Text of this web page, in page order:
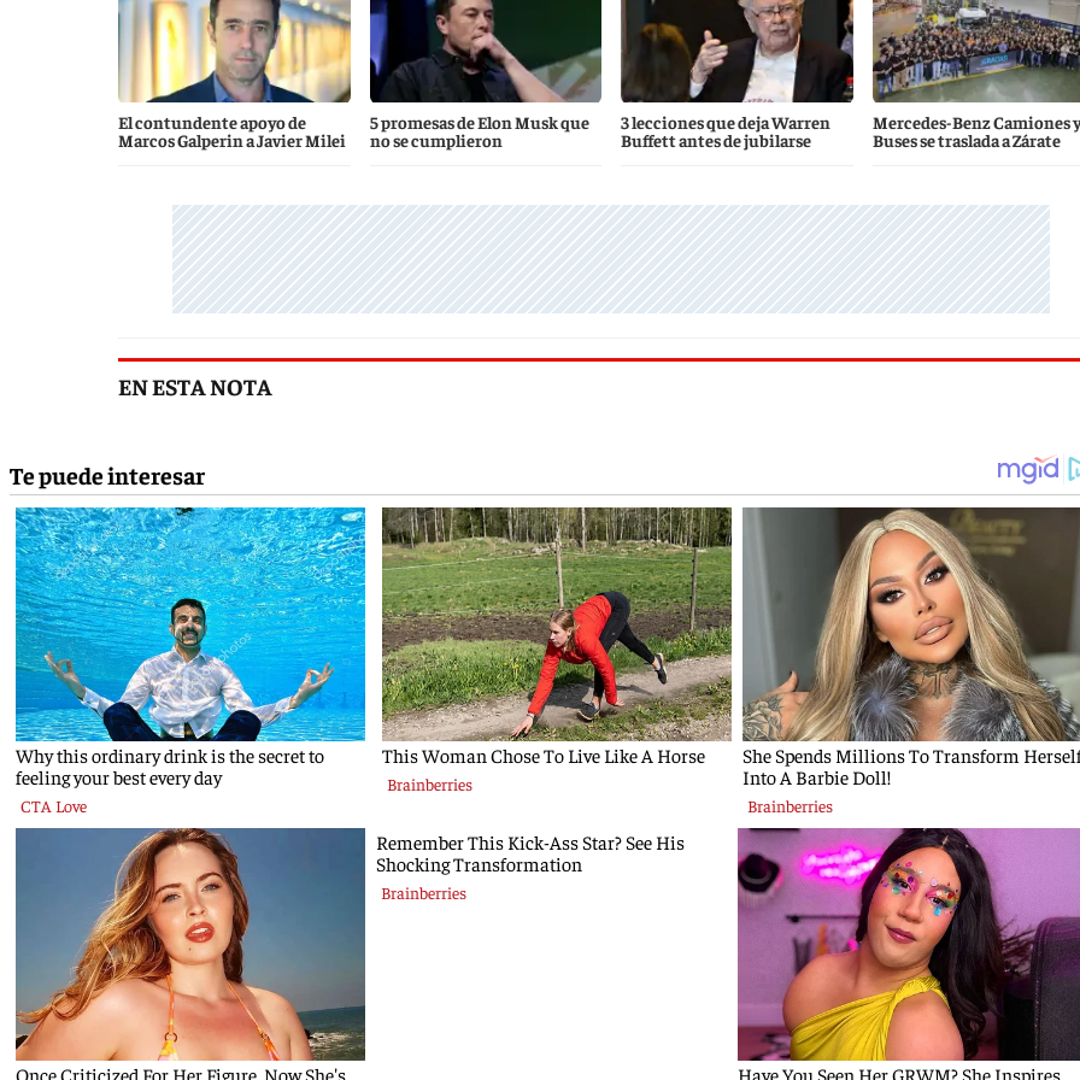
El contundente apoyo de
Marcos Galperin a Javier Milei
5 promesas de Elon Musk que
no se cumplieron
3 lecciones que deja Warren
Buffett antes de jubilarse
Mercedes-Benz Camiones y
Buses se traslada a Zárate
EN ESTA NOTA